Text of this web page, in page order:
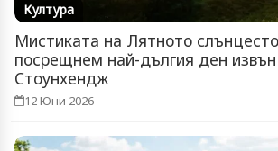
Култура
Мистиката на Лятното
посрещнем най-дългия ден
Стоунхендж
12 Юни 2026